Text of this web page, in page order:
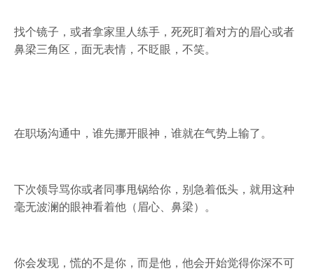
找个镜子，或者拿家里人练手，死死盯着对方的眉心或者
鼻梁三角区，面无表情，不眨眼，不笑。
在职场沟通中，谁先挪开眼神，谁就在气势上输了。
下次领导骂你或者同事甩锅给你，别急着低头，就用这种
毫无波澜的眼神看着他（眉心、鼻梁）。
你会发现，慌的不是你，而是他，他会开始觉得你深不可